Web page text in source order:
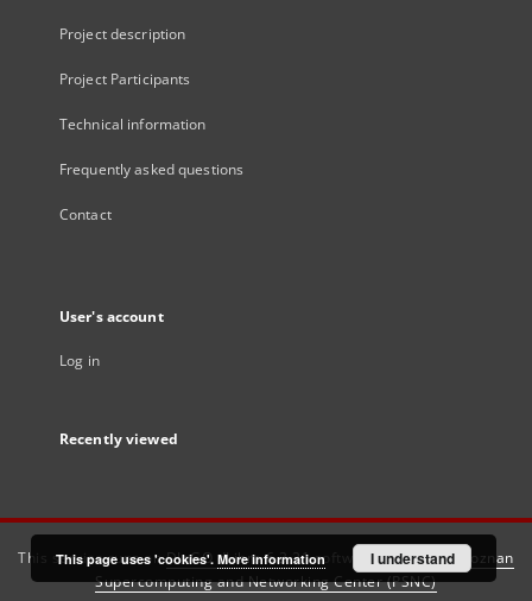
Project description
Project Participants
Technical information
Frequently asked questions
Contact
User's account
Log in
Recently viewed
This service runs onDInGO dLibra 6.3.21software created by
Poznan
Supercomputing and Networking Center (PSNC)
This page uses 'cookies'. More information I understand